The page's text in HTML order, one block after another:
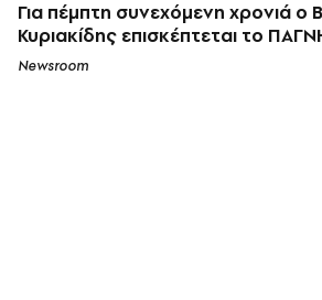
Για πέμπτη συνεχόμενη χρονιά ο
Κυριακίδης επισκέπτεται το
Newsroom